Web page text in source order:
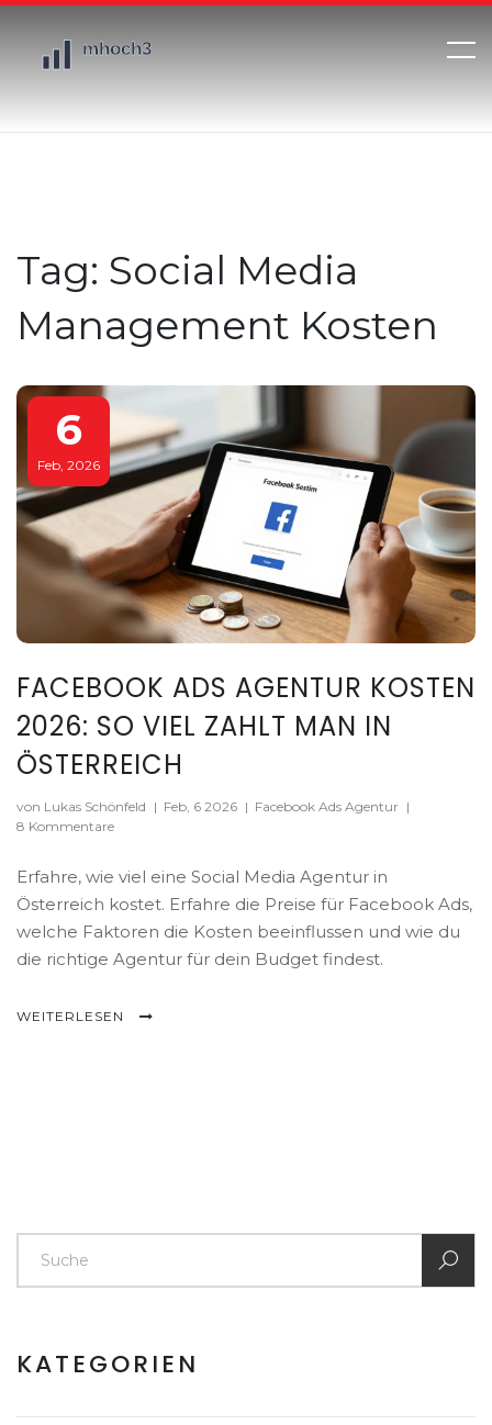
Tag: Social Media
Management Kosten
6
Feb, 2026
FACEBOOK ADS AGENTUR KOSTEN
2026: SO VIEL ZAHLT MAN IN
ÖSTERREICH
von Lukas Schönfeld | Feb, 6 2026 | Facebook Ads Agentur |
8 Kommentare
Erfahre, wie viel eine Social Media Agentur in
Österreich kostet. Erfahre die Preise für Facebook Ads,
welche Faktoren die Kosten beeinflussen und wie du
die richtige Agentur für dein Budget findest.
WEITERLESEN
KATEGORIEN